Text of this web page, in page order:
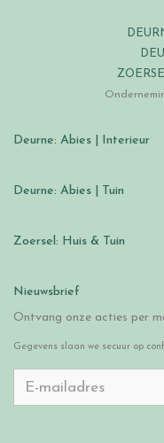
Deurne: Abies | Interieur
Deurne: Abies | Tuin
Zoersel: Huis & Tuin
Nieuwsbrief
Ontvang onze acties per
Gegevens slaan we secuur op